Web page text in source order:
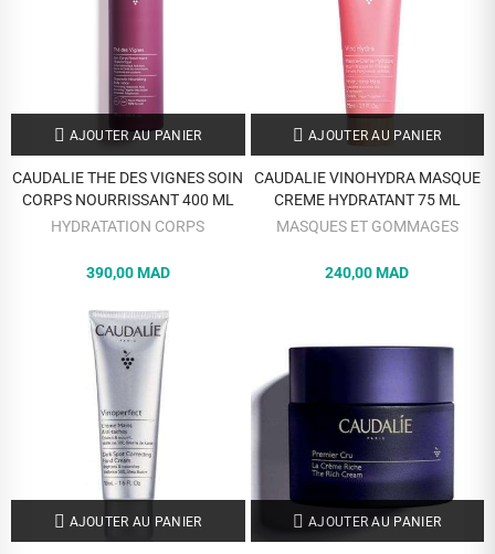
AJOUTER AU PANIER
CAUDALIE THE DES VIGNES SOIN
CORPS NOURRISSANT 400 ML
HYDRATATION CORPS
390,00 MAD
AJOUTER AU PANIER
CAUDALIE VINOHYDRA MASQUE
CREME HYDRATANT 75 ML
MASQUES ET GOMMAGES
240,00 MAD
AJOUTER AU PANIER AJOUTER AU PANIER